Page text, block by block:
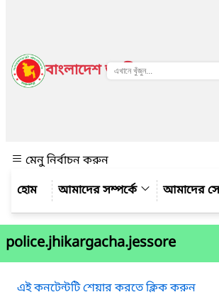
বাংলাদেশ জাতীয় তথ্য বাতায়ন
মেনু নির্বাচন করুন
আমাদের সম্পর্কে
আমাদের
police.jhikargacha.jessore
এই কনটেন্টটি শেয়ার করতে ক্লিক করুন